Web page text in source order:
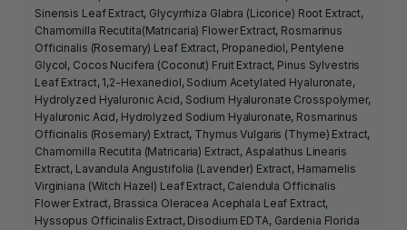
Sinensis Leaf Extract, Glycyrrhiza Glabra (Licorice) Root Extract,
Chamomilla Recutita(Matricaria) Flower Extract, Rosmarinus
Officinalis (Rosemary) Leaf Extract, Propanediol, Pentylene
Glycol, Cocos Nucifera (Coconut) Fruit Extract, Pinus Sylvestris
Leaf Extract, 1,2-Hexanediol, Sodium Acetylated Hyaluronate,
Hydrolyzed Hyaluronic Acid, Sodium Hyaluronate Crosspolymer,
Hyaluronic Acid, Hydrolyzed Sodium Hyaluronate, Rosmarinus
Officinalis (Rosemary) Extract, Thymus Vulgaris (Thyme) Extract,
Chamomilla Recutita (Matricaria) Extract, Aspalathus Linearis
Extract, Lavandula Angustifolia (Lavender) Extract, Hamamelis
Virginiana (Witch Hazel) Leaf Extract, Calendula Officinalis
Flower Extract, Brassica Oleracea Acephala Leaf Extract,
Hyssopus Officinalis Extract, Disodium EDTA, Gardenia Florida